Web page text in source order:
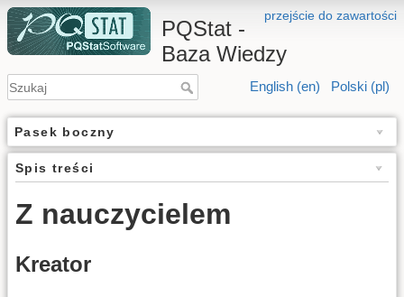
przejście do zawartości
PQStat -
Baza Wiedzy
English (en) Polski (pl)
Pasek boczny
Spis treści
Z nauczycielem
Kreator